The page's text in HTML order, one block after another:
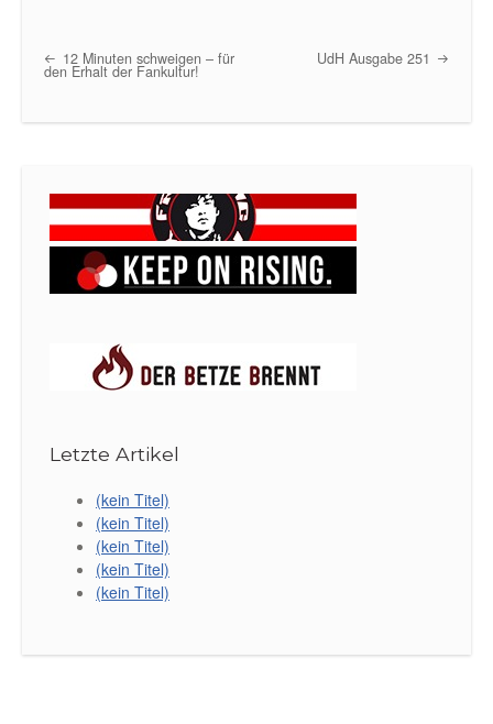
Post navigation
12 Minuten schweigen – für
den Erhalt der Fankultur!
UdH Ausgabe 251
Letzte Artikel
(kein Titel)
(kein Titel)
(kein Titel)
(kein Titel)
(kein Titel)